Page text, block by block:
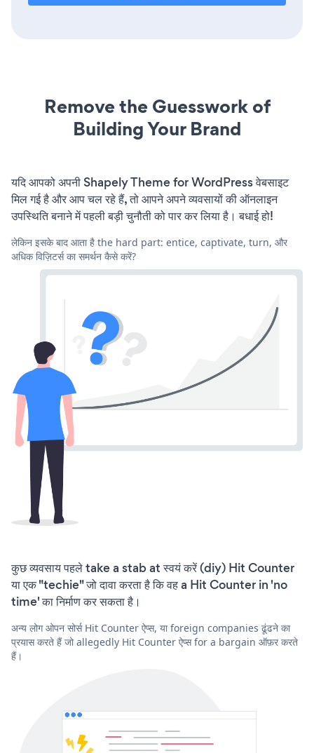
Remove the Guesswork of
Building Your Brand
यदि आपको अपनी Shapely Theme for WordPress वेबसाइट
मिल गई है और आप चल रहे हैं, तो आपने अपने व्यवसायों की ऑनलाइन
उपस्थिति बनाने में पहली बड़ी चुनौती को पार कर लिया है। बधाई हो!
लेकिन इसके बाद आता है the hard part: entice, captivate, turn, और
अधिक विज़िटर्स का समर्थन कैसे करें?
कुछ व्यवसाय पहले take a stab at स्वयं करें (diy) Hit Counter
या एक "techie" जो दावा करता है कि वह a Hit Counter in 'no
time' का निर्माण कर सकता है।
अन्य लोग ओपन सोर्स Hit Counter ऐप्स, या foreign companies ढूंढने का
प्रयास करते हैं जो allegedly Hit Counter ऐप्स for a bargain ऑफ़र करते
हैं।